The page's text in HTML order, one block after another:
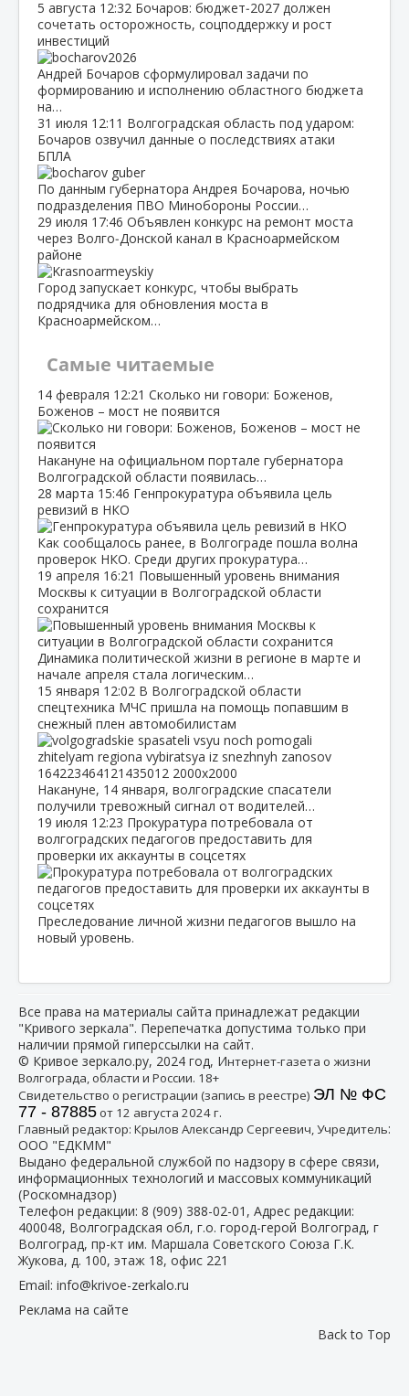
5 августа 12:32 Бочаров: бюджет‑2027 должен
сочетать осторожность, соцподдержку и рост
инвестиций
Андрей Бочаров сформулировал задачи по
формированию и исполнению областного бюджета
на…
31 июля 12:11 Волгоградская область под ударом:
Бочаров озвучил данные о последствиях атаки
БПЛА
По данным губернатора Андрея Бочарова, ночью
подразделения ПВО Минобороны России…
29 июля 17:46 Объявлен конкурс на ремонт моста
через Волго‑Донской канал в Красноармейском
районе
Город запускает конкурс, чтобы выбрать
подрядчика для обновления моста в
Красноармейском…
Самые читаемые
14 февраля 12:21 Сколько ни говори: Боженов,
Боженов – мост не появится
Накануне на официальном портале губернатора
Волгоградской области появилась…
28 марта 15:46 Генпрокуратура объявила цель
ревизий в НКО
Как сообщалось ранее, в Волгограде пошла волна
проверок НКО. Среди других прокуратура…
19 апреля 16:21 Повышенный уровень внимания
Москвы к ситуации в Волгоградской области
сохранится
Динамика политической жизни в регионе в марте и
начале апреля стала логическим…
15 января 12:02 В Волгоградской области
спецтехника МЧС пришла на помощь попавшим в
снежный плен автомобилистам
Накануне, 14 января, волгоградские спасатели
получили тревожный сигнал от водителей…
19 июля 12:23 Прокуратура потребовала от
волгоградских педагогов предоставить для
проверки их аккаунты в соцсетях
Преследование личной жизни педагогов вышло на
новый уровень.
Все права на материалы сайта принадлежат редакции
"Кривого зеркала". Перепечатка допустима только при
наличии прямой гиперссылки на сайт.
© Кривое зеркало.ру, 2024 год, Интернет-газета о жизни
Волгограда, области и России. 18+
Свидетельство о регистрации (запись в реестре) ЭЛ № ФС
77 - 87885от 12 августа 2024 г.
Главный редактор: Крылов Александр Сергеевич, Учредитель:
ООО "ЕДКММ"
Выдано федеральной службой по надзору в сфере связи,
информационных технологий и массовых коммуникаций
(Роскомнадзор)
Телефон редакции: 8 (909) 388-02-01 , Адрес редакции:
400048, Волгоградская обл, г.о. город-герой Волгоград, г
Волгоград, пр-кт им. Маршала Советского Союза Г.К.
Жукова, д. 100, этаж 18, офис 221
Email: info@krivoe-zerkalo.ru
Реклама на сайте
Back to Top